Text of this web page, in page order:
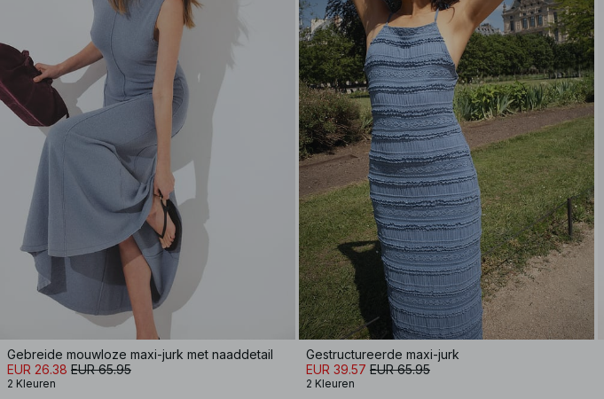
Gebreide mouwloze maxi-jurk met naaddetail
EUR 26.38 EUR 65.95
2 Kleuren
Gestructureerde maxi-jurk
EUR 39.57 EUR 65.95
2 Kleuren